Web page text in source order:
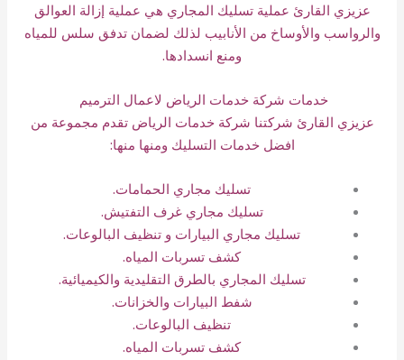
عزيزي القارئ عملية تسليك المجاري هي عملية إزالة العوالق
والرواسب والأوساخ من الأنابيب لذلك لضمان تدفق سلس للمياه
ومنع انسدادها.
خدمات شركة خدمات الرياض لاعمال الترميم
عزيزي القارئ شركتنا شركة خدمات الرياض تقدم مجموعة من
افضل خدمات التسليك ومنها منها:
تسليك مجاري الحمامات.
تسليك مجاري غرف التفتيش.
تسليك مجاري البيارات و تنظيف البالوعات.
كشف تسربات المياه.
تسليك المجاري بالطرق التقليدية والكيميائية.
شفط البيارات والخزانات.
تنظيف البالوعات.
كشف تسربات المياه.